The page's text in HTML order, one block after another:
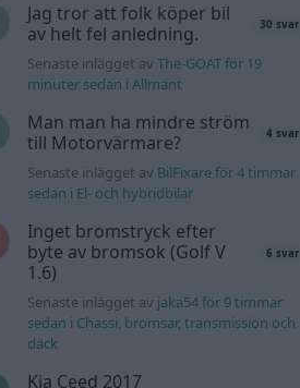
Jag tror att folk köper bil
av helt fel anledning.
30 svar
Senaste inlägget avThe-GOAT för 19
minuter sedan iAllmänt
Man man ha mindre ström
till Motorvärmare?
4 svar
Senaste inlägget av BilFixare för 4 timmar
sedan i El- och hybridbilar
Inget bromstryck efter
byte av bromsok (Golf V
1.6)
6 svar
Senaste inlägget av jaka54 för 9 timmar
sedan i Chassi, bromsar, transmission och
däck
Kia Ceed 2017